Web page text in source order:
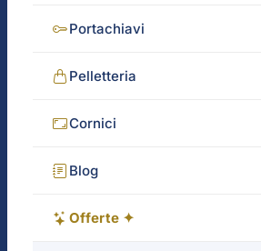
Portachiavi
Pelletteria
Cornici
Blog
Offerte ✦